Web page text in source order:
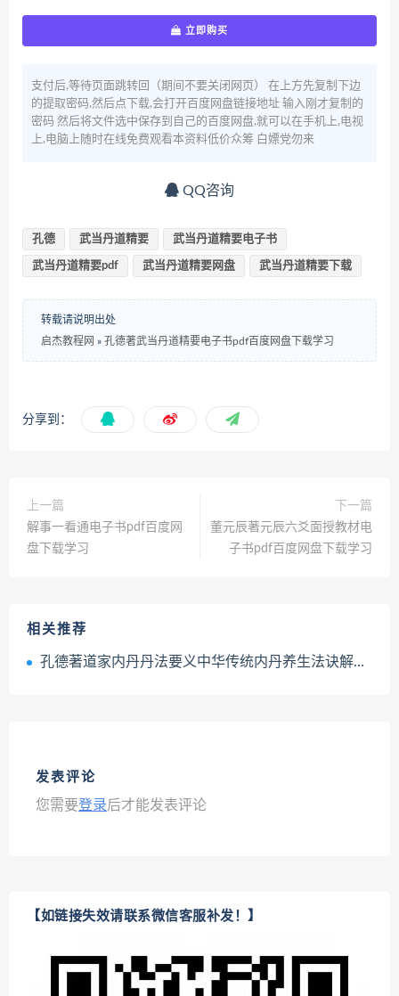
立即购买
支付后,等待页面跳转回（期间不要关闭网页） 在上方先复制下边
的提取密码,然后点下载,会打开百度网盘链接地址 输入刚才复制的
密码 然后将文件选中保存到自己的百度网盘,就可以在手机上,电视
上,电脑上随时在线免费观看本资料低价众筹 白嫖党勿来
QQ咨询
孔德 武当丹道精要 武当丹道精要电子书
武当丹道精要pdf 武当丹道精要网盘 武当丹道精要下载
转载请说明出处
启杰教程网 » 孔德著武当丹道精要电子书pdf百度网盘下载学习
分享到：
上一篇
解事一看通电子书pdf百度网
盘下载学习
下一篇
董元辰著元辰六爻面授教材电
子书pdf百度网盘下载学习
相关推荐
孔德著道家内丹丹法要义中华传统内丹养生法诀解读电子书pdf百度网盘下载学习
发表评论
您需要登录后才能发表评论
【如链接失效请联系微信客服补发！】